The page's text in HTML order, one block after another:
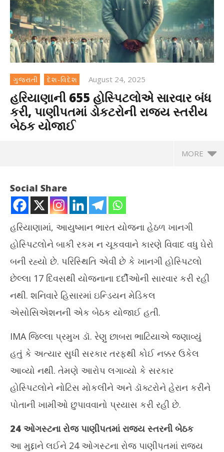
ગુજરાતી દેશ-વિદેશ August 24, 2025
હરિયાણાની 655 હોસ્પિટલોએ સારવાર બંધ
કરી, પાણીપતમાં ડોકટરોની રાજ્ય સ્તરીય
બેઠક યોજાઈ
MORE
NOW VIEWING
રાજ્ય સ્તરીય બેઠક યોજાઈ
August
24,
2025
Social Share
હરિયાણામાં, આયુષ્માન ભારત યોજના હેઠળ ખાનગી
હોસ્પિટલોને બાકી રકમ ન ચૂકવવાને કારણે વિવાદ વધુ ઘેરો
બની રહ્યો છે. પરિસ્થિતિ એવી છે કે ખાનગી હોસ્પિટલો
છેલ્લા 17 દિવસથી યોજનાના દર્દીઓની સારવાર કરી રહી
નથી. શનિવારે હિસારમાં ઇન્ડિયન મેડિકલ
એસોસિએશનની એક બેઠક યોજાઈ હતી.
IMA જિલ્લા પ્રમુખ ડૉ. રેણુ છાબરા ભાટિયાએ જણાવ્યું
હતું કે અત્યાર સુધી સરકાર તરફથી કોઈ નક્કર ઉકેલ
આવ્યો નથી. તેમણે આરોપ લગાવ્યો કે સરકાર
હોસ્પિટલોને નોટિસ મોકલીને અને ડૉક્ટરોને હેરાન કરીને
પોતાની ખામીઓ છુપાવવાનો પ્રયાસ કરી રહી છે.
24 ઓગસ્ટના રોજ પાણીપતમાં રાજ્ય સ્તરની બેઠક
આ મુદ્દાને લઈને 24 ઓગસ્ટના રોજ પાણીપતમાં રાજ્ય